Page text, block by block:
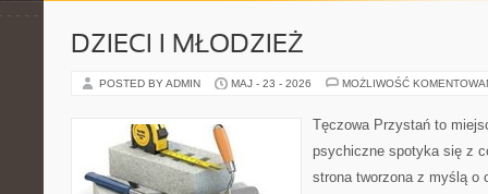
DZIECI I MŁODZIEŻ
POSTED BY ADMIN MAJ - 23 - 2026 MOŻLIWOŚĆ
Tęczowa Przystań to
psychiczne spotyka się z
strona tworzona z myślą o